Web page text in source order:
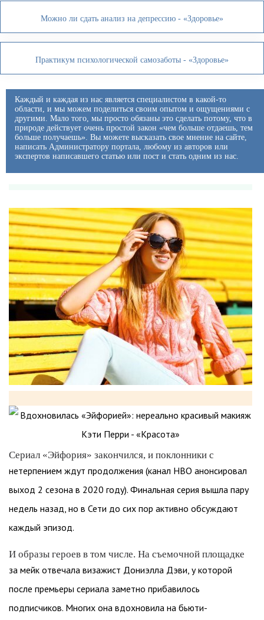
Можно ли сдать анализ на депрессию - «Здоровье»
Практикум психологической самозаботы - «Здоровье»
Каждый и каждая из нас является специалистом в какой-то
области, и мы можем поделиться своим опытом и ощущениями с
другими. Мало того, мы просто обязаны это сделать потому, что в
природе действует очень простой закон «чем больше отдаешь, тем
больше получаешь». Вы можете высказать свое мнение на сайте,
написать Администратору портала, любому из авторов или
экспертов написавшего статью или пост и стать одним из нас.
Сериал «Эйфория» закончился, и поклонники с
нетерпением ждут продолжения (канал HBO анонсировал
выход 2 сезона в 2020 году). Финальная серия вышла пару
недель назад, но в Сети до сих пор активно обсуждают
каждый эпизод.
И образы героев в том числе. На съемочной площадке
за мейк отвечала визажист Дониэлла Дэви, у которой
после премьеры сериала заметно прибавилось
подписчиков. Многих она вдохновила на бьюти-